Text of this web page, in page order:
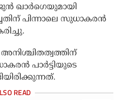
ഖാര്‍ഗെയുമായി
പിന്നാലെ സുധാകരന്‍
പാര്‍ട്ടിയുടെ